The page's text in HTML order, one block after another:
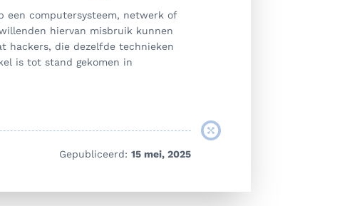
een computersysteem, netwerk of
hiervan misbruik kunnen
hackers, die dezelfde technieken
is tot stand gekomen in
Gepubliceerd: 15 mei, 2025